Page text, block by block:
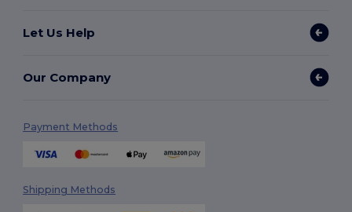
Let Us Help
Our Company
Payment Methods
Shipping Methods